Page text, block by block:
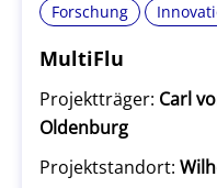
Forschung
MultiFlu
Projektträger: Carl
Oldenburg
Projektstandort: